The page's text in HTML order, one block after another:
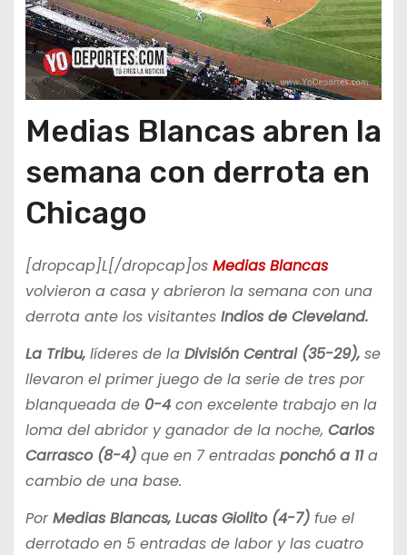
Medias Blancas abren la
semana con derrota en
Chicago
[dropcap]L[/dropcap]os Medias Blancas
volvieron a casa y abrieron la semana con una
derrota ante los visitantes Indios de Cleveland.
La Tribu,líderes de la División Central (35-29),se
llevaron el primer juego de la serie de tres por
blanqueada de 0-4con excelente trabajo en la
loma del abridor y ganador de la noche, Carlos
Carrasco (8-4)que en 7 entradas ponchó a 11a
cambio de una base.
PorMedias Blancas, Lucas Giolito (4-7)fue el
derrotado en 5 entradas de labor y las cuatro